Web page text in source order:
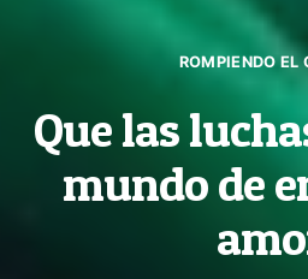
ROMPIENDO EL
Que las
mundo de